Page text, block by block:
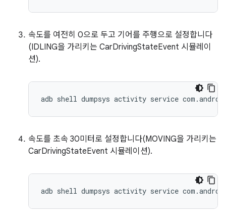
속도를 여전히 0으로 두고 기어를 주행으로 설정합니다
(IDLING을 가리키는 CarDrivingStateEvent 시뮬레이
션).
adb shell dumpsys activity service
속도를 초속 30미터로 설정합니다(MOVING을 가리키는
CarDrivingStateEvent 시뮬레이션).
adb shell dumpsys activity service